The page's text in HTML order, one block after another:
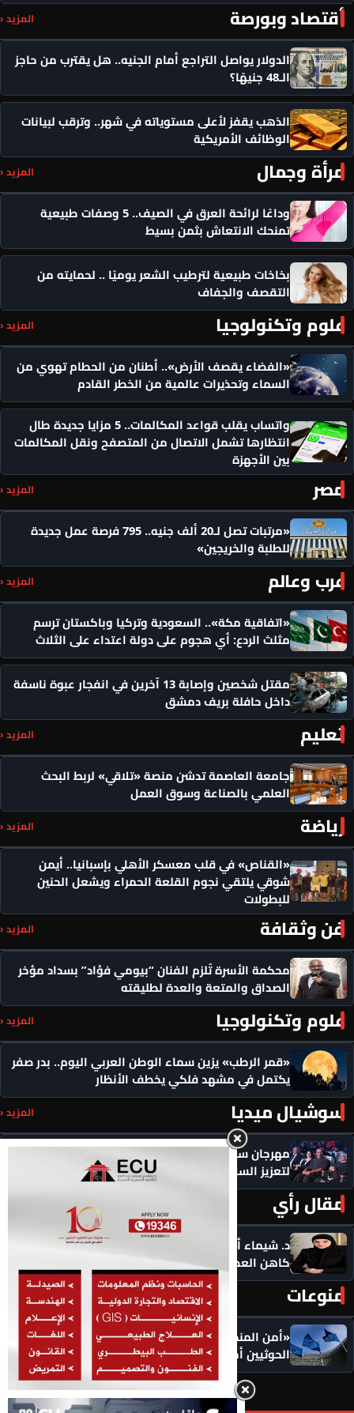
أقتصاد وبورصة المزيد ‹
الدولار يواصل التراجع أمام الجنيه.. هل يقترب من حاجز
الـ48 جنيهًا؟
الذهب يقفز لأعلى مستوياته في شهر.. وترقب لبيانات
الوظائف الأمريكية
مرأة وجمال المزيد ‹
وداعًا لرائحة العرق في الصيف.. 5 وصفات طبيعية
تمنحك الانتعاش بثمن بسيط
بخاخات طبيعية لترطيب الشعر يوميًا .. لحمايته من
التقصف والجفاف
علوم وتكنولوجيا المزيد ‹
«الفضاء يقصف الأرض».. أطنان من الحطام تهوي من
السماء وتحذيرات عالمية من الخطر القادم
واتساب يقلب قواعد المكالمات.. 5 مزايا جديدة طال
انتظارها تشمل الاتصال من المتصفح ونقل المكالمات
بين الأجهزة
مصر المزيد ‹
«مرتبات تصل لـ20 ألف جنيه.. 795 فرصة عمل جديدة
للطلبة والخريجين»
عرب وعالم المزيد ‹
«اتفاقية مكة».. السعودية وتركيا وباكستان ترسم
مثلث الردع: أي هجوم على دولة اعتداء على الثلاث
مقتل شخصين وإصابة 13 آخرين في انفجار عبوة ناسفة
داخل حافلة بريف دمشق
تعليم المزيد ‹
جامعة العاصمة تدشن منصة «تلاقي» لربط البحث
العلمي بالصناعة وسوق العمل
رياضة المزيد ‹
«القناص» في قلب معسكر الأهلي بإسبانيا.. أيمن
شوقي يلتقي نجوم القلعة الحمراء ويشعل الحنين
للبطولات
فن وثقافة المزيد ‹
محكمة الأسرة تُلزم الفنان “بيومي فؤاد” بسداد مؤخر
الصداق والمتعة والعدة لطليقته
علوم وتكنولوجيا المزيد ‹
«قمر الرطب» يزين سماء الوطن العربي اليوم.. بدر صفر
يكتمل في مشهد فلكي يخطف الأنظار
سوشيال ميديا المزيد ‹
مهرجان سيمفوني للفنون يكرم رموزاً مؤثرة ويدعو
لتعزيز السلام
مقال رأي
د. شيماء أحمدين تكتب .. حين يصبح الذكاء الاصطناعي
كاهن العصر: هل نستبدل التأمل بالاستهلاك؟
منوعات المزيد ‹
«أمن المنطقة في خطر».. الاتحاد الأوروبي يضع
الحوثيين أمام مسؤولياتهم: أوقفوا الهجمات فورًا